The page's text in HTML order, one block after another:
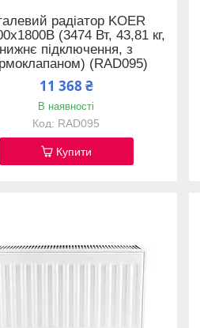
радіатор KOER
(3474 Вт, 43,81 кг,
нижнє підключення, з
(RAD095)
11 368 ₴
В наявності
RAD095
Купити